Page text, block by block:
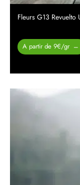
Fleurs G13 Revuelto
A partir de 9€/gr –